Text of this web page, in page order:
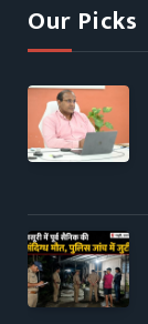
Our Picks